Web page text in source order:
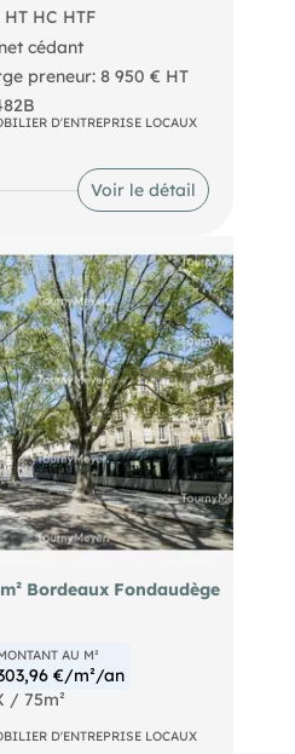
HC HTF
cédant
preneur: 8 950 € HT
D'ENTREPRISE LOCAUX
Voir le détail
Bordeaux Fondaudège
AU M²
€/m²/an
/ 75m²
à céder d'un local
D'ENTREPRISE LOCAUX